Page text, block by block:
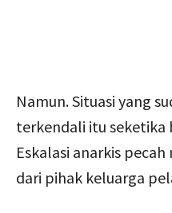
Namun. Situasi yang
terkendali itu seketika
Eskalasi anarkis
dari pihak keluarga